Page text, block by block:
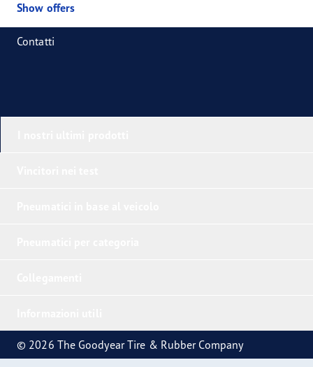
Show offers
Contatti
© 2026 The Goodyear Tire & Rubber Company